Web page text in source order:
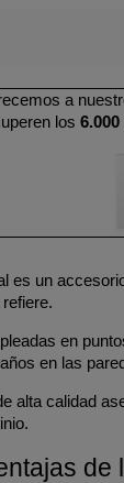
a
los 6.000
es un
en
en las
alta calidad
de